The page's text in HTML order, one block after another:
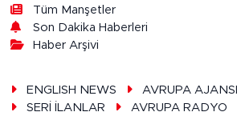
Tüm Manşetler
Son Dakika Haberleri
Haber Arşivi
ENGLISH NEWS
AVRUPA
SERİ İLANLAR
AVRUPA RADYO